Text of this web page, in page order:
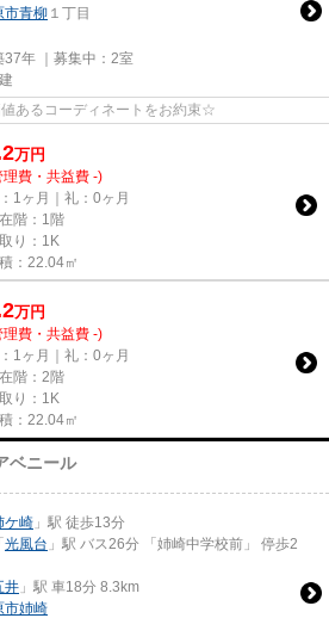
市青柳 １丁目
年 ｜募集中： 2室
あるコーディネートをお約束☆
万円
理費・共益費 -)
1ヶ月｜礼：0ヶ月
階：1階
り：1K
：22.04㎡
万円
理費・共益費 -)
1ヶ月｜礼：0ヶ月
階：2階
り：1K
：22.04㎡
ベニール
ケ崎 」駅 徒歩13分
「光風台 」駅 バス26分 「姉崎中学校前」 停歩2
井 」駅 車18分 8.3km
市姉崎